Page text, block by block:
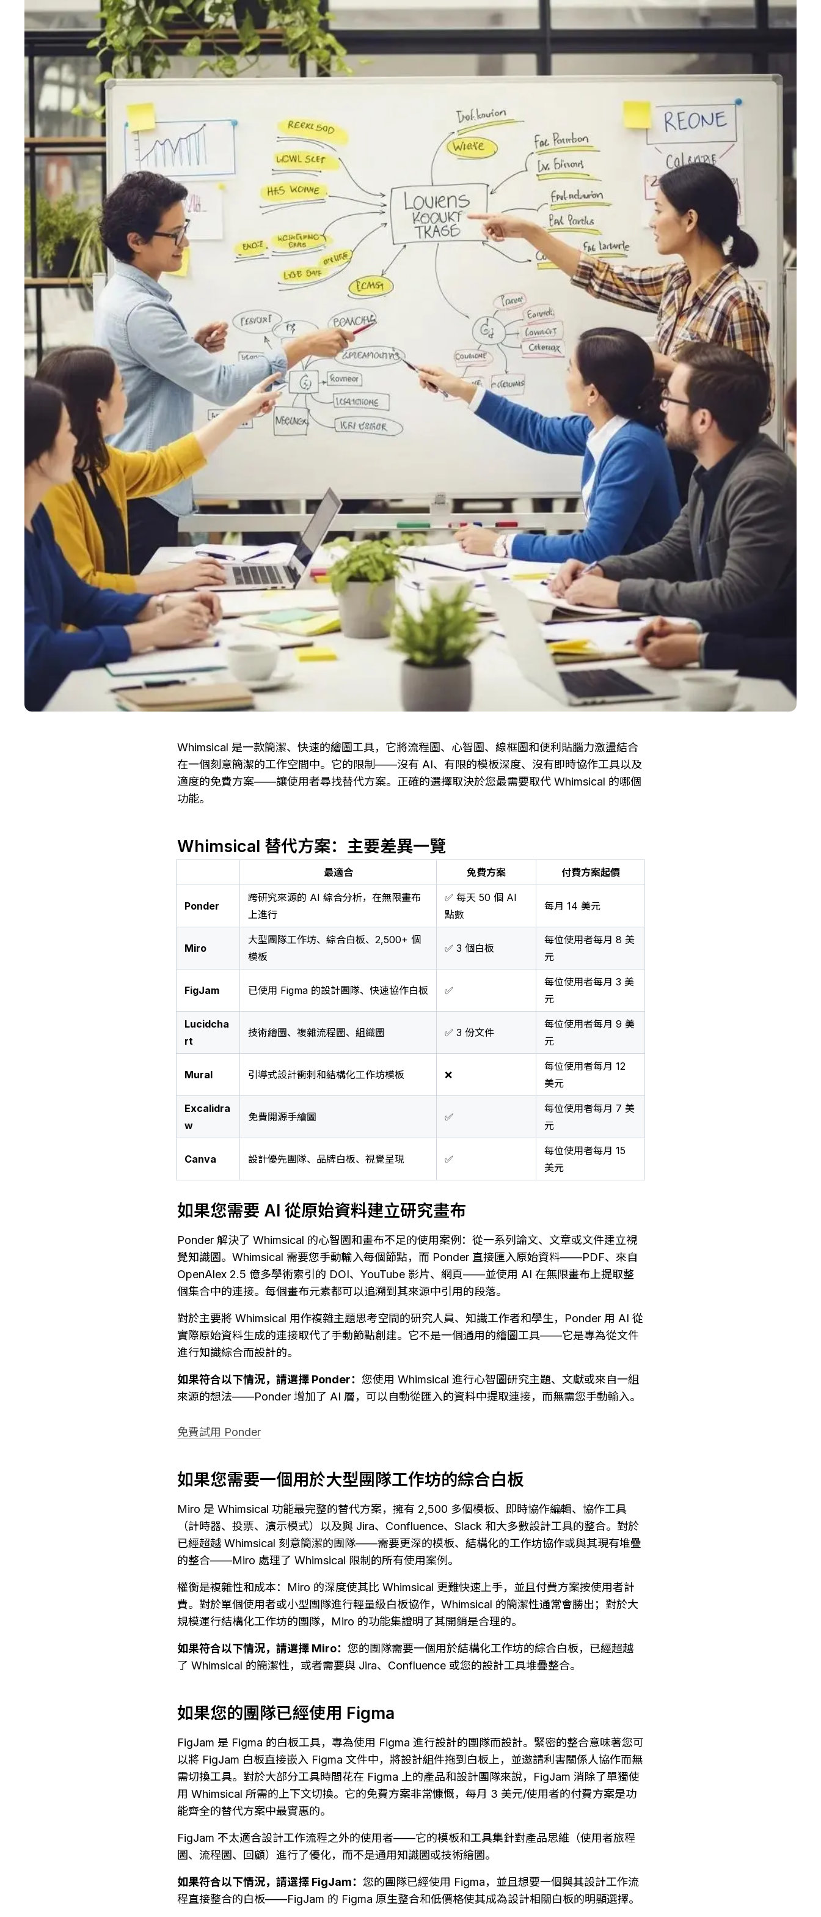
Whimsical 是一款簡潔、快速的繪圖工具，它將流程圖、心智圖、線框圖和便利貼腦力激盪結合
在一個刻意簡潔的工作空間中。它的限制——沒有 AI、有限的模板深度、沒有即時協作工具以及
適度的免費方案——讓使用者尋找替代方案。正確的選擇取決於您最需要取代 Whimsical 的哪個
功能。
Whimsical 替代方案：主要差異一覽
最適合 免費方案 付費方案起價
Ponder
跨研究來源的 AI 綜合分析，在無限畫布
上進行
✅ 每天 50 個 AI
點數
每月 14 美元
Miro
大型團隊工作坊、綜合白板、2,500+ 個
模板
✅ 3 個白板
每位使用者每月 8 美
元
FigJam 已使用 Figma 的設計團隊、快速協作白板 ✅
每位使用者每月 3 美
元
Lucidcha
rt
技術繪圖、複雜流程圖、組織圖 ✅ 3 份文件
每位使用者每月 9 美
元
Mural 引導式設計衝刺和結構化工作坊模板 ❌
每位使用者每月 12
美元
Excalidra
w
免費開源手繪圖 ✅
每位使用者每月 7 美
元
Canva 設計優先團隊、品牌白板、視覺呈現 ✅
每位使用者每月 15
美元
如果您需要 AI 從原始資料建立研究畫布
Ponder 解決了 Whimsical 的心智圖和畫布不足的使用案例：從一系列論文、文章或文件建立視
覺知識圖。Whimsical 需要您手動輸入每個節點，而 Ponder 直接匯入原始資料——PDF、來自
OpenAlex 2.5 億多學術索引的 DOI、YouTube 影片、網頁——並使用 AI 在無限畫布上提取整
個集合中的連接。每個畫布元素都可以追溯到其來源中引用的段落。
對於主要將 Whimsical 用作複雜主題思考空間的研究人員、知識工作者和學生，Ponder 用 AI 從
實際原始資料生成的連接取代了手動節點創建。它不是一個通用的繪圖工具——它是專為從文件
進行知識綜合而設計的。
如果符合以下情況，請選擇 Ponder： 您使用 Whimsical 進行心智圖研究主題、文獻或來自一組
來源的想法——Ponder 增加了 AI 層，可以自動從匯入的資料中提取連接，而無需您手動輸入。
免費試用 Ponder
如果您需要一個用於大型團隊工作坊的綜合白板
Miro 是 Whimsical 功能最完整的替代方案，擁有 2,500 多個模板、即時協作編輯、協作工具
（計時器、投票、演示模式）以及與 Jira、Confluence、Slack 和大多數設計工具的整合。對於
已經超越 Whimsical 刻意簡潔的團隊——需要更深的模板、結構化的工作坊協作或與其現有堆疊
的整合——Miro 處理了 Whimsical 限制的所有使用案例。
權衡是複雜性和成本：Miro 的深度使其比 Whimsical 更難快速上手，並且付費方案按使用者計
費。對於單個使用者或小型團隊進行輕量級白板協作，Whimsical 的簡潔性通常會勝出；對於大
規模運行結構化工作坊的團隊，Miro 的功能集證明了其開銷是合理的。
如果符合以下情況，請選擇 Miro： 您的團隊需要一個用於結構化工作坊的綜合白板，已經超越
了 Whimsical 的簡潔性，或者需要與 Jira、Confluence 或您的設計工具堆疊整合。
如果您的團隊已經使用 Figma
FigJam 是 Figma 的白板工具，專為使用 Figma 進行設計的團隊而設計。緊密的整合意味著您可
以將 FigJam 白板直接嵌入 Figma 文件中，將設計組件拖到白板上，並邀請利害關係人協作而無
需切換工具。對於大部分工具時間花在 Figma 上的產品和設計團隊來說，FigJam 消除了單獨使
用 Whimsical 所需的上下文切換。它的免費方案非常慷慨，每月 3 美元/使用者的付費方案是功
能齊全的替代方案中最實惠的。
FigJam 不太適合設計工作流程之外的使用者——它的模板和工具集針對產品思維（使用者旅程
圖、流程圖、回顧）進行了優化，而不是通用知識圖或技術繪圖。
如果符合以下情況，請選擇 FigJam： 您的團隊已經使用 Figma，並且想要一個與其設計工作流
程直接整合的白板——FigJam 的 Figma 原生整合和低價格使其成為設計相關白板的明顯選擇。